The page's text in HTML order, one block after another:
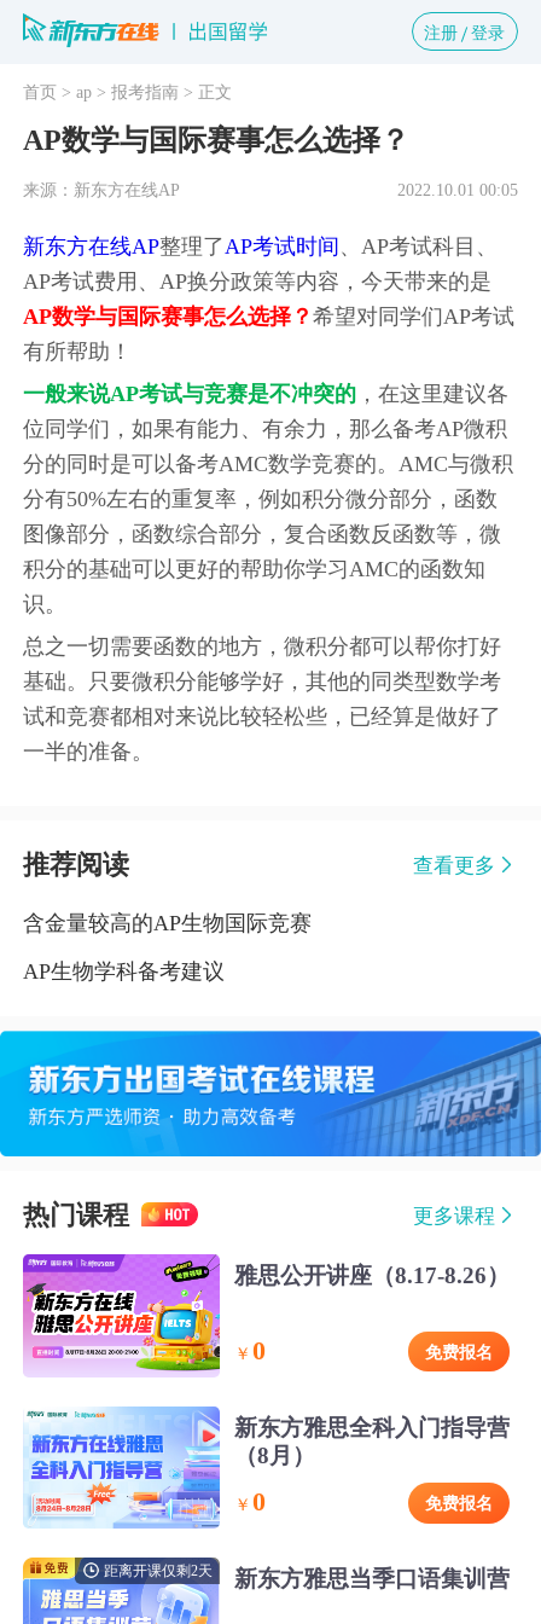
注册 登录
首页 > ap > 报考指南 > 正文
AP数学与国际赛事怎么选择？
来源：新东方在线AP 2022.10.01 00:05
新东方在线AP整理了AP考试时间 、AP考试科目、
AP考试费用、AP换分政策等内容，今天带来的是
AP数学与国际赛事怎么选择？希望对同学们AP考试
有所帮助！
一般来说AP考试与竞赛是不冲突的 ，在这里建议各
位同学们，如果有能力、有余力，那么备考AP微积
分的同时是可以备考AMC数学竞赛的。AMC与微积
分有50%左右的重复率，例如积分微分部分，函数
图像部分，函数综合部分，复合函数反函数等，微
积分的基础可以更好的帮助你学习AMC的函数知
识。
总之一切需要函数的地方，微积分都可以帮你打好
基础。只要微积分能够学好，其他的同类型数学考
试和竞赛都相对来说比较轻松些，已经算是做好了
一半的准备。
推荐阅读 查看更多
含金量较高的AP生物国际竞赛
AP生物学科备考建议
热门课程 更多课程
雅思公开讲座（8.17-8.26）
￥ 0 免费报名
新东方雅思全科入门指导营
（8月）
￥ 0 免费报名
距离开课仅剩2天 新东方雅思当季口语集训营